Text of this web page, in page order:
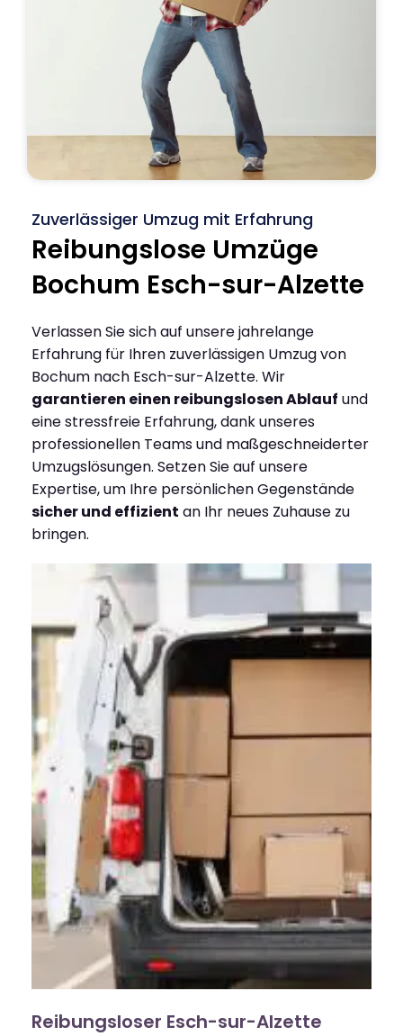
Zuverlässiger Umzug mit Erfahrung
Reibungslose Umzüge
Bochum Esch-sur-Alzette
Verlassen Sie sich auf unsere jahrelange
Erfahrung für Ihren zuverlässigen Umzug von
Bochum nach Esch-sur-Alzette. Wir
garantieren einen reibungslosen Ablauf und
eine stressfreie Erfahrung, dank unseres
professionellen Teams und maßgeschneiderter
Umzugslösungen. Setzen Sie auf unsere
Expertise, um Ihre persönlichen Gegenstände
sicher und effizient an Ihr neues Zuhause zu
bringen.
Reibungsloser Esch-sur-Alzette